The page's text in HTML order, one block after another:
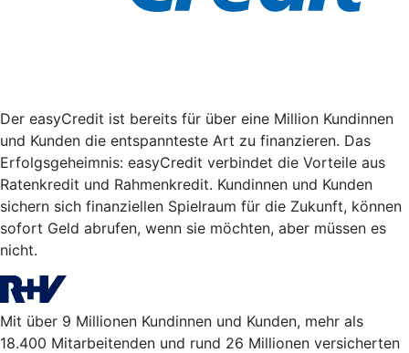
Der easyCredit ist bereits für über eine Million Kundinnen
und Kunden die entspannteste Art zu finanzieren. Das
Erfolgsgeheimnis: easyCredit verbindet die Vorteile aus
Ratenkredit und Rahmenkredit. Kundinnen und Kunden
sichern sich finanziellen Spielraum für die Zukunft, können
sofort Geld abrufen, wenn sie möchten, aber müssen es
nicht.
Mit über 9 Millionen Kundinnen und Kunden, mehr als
18.400 Mitarbeitenden und rund 26 Millionen versicherten